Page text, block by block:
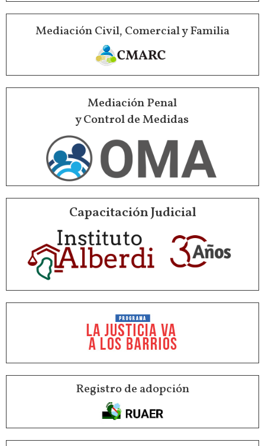
Mediación Civil, Comercial y Familia
Mediación Penal
y Control de Medidas
Capacitación Judicial
Registro de adopción